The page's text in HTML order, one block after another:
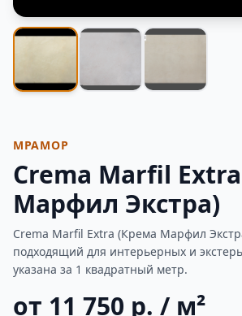
Фотогалерея
МРАМОР
Crema Marfil
Марфил Экстра)
Crema Marfil Extra (Крема Марфил
подходящий для интерьерных и
указана за 1 квадратный метр.
от 11 750 р. / м²